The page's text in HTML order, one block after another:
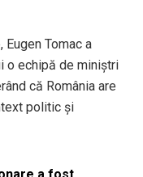
Tomac a
o echipă de miniștri
că România are
politic și